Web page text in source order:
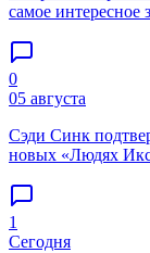
самое интересное
0
05 августа
Сэди Синк
новых «Людях
1
Сегодня